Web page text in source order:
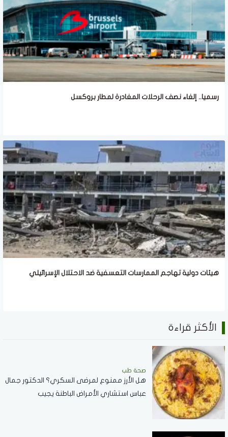
رسميا.. إلغاء نصف الرحلات المغادرة لمطار بروكسل
هيئات دولية تهاجم الممارسات التعسفية ضد الاحتلال الإسرائيلي
الأكثر قراءة
صحة طب
هل الأرز ممنوع لمرضى السكري؟ الدكتور جمال
عباس استشاري الأمراض الباطنة يجيب